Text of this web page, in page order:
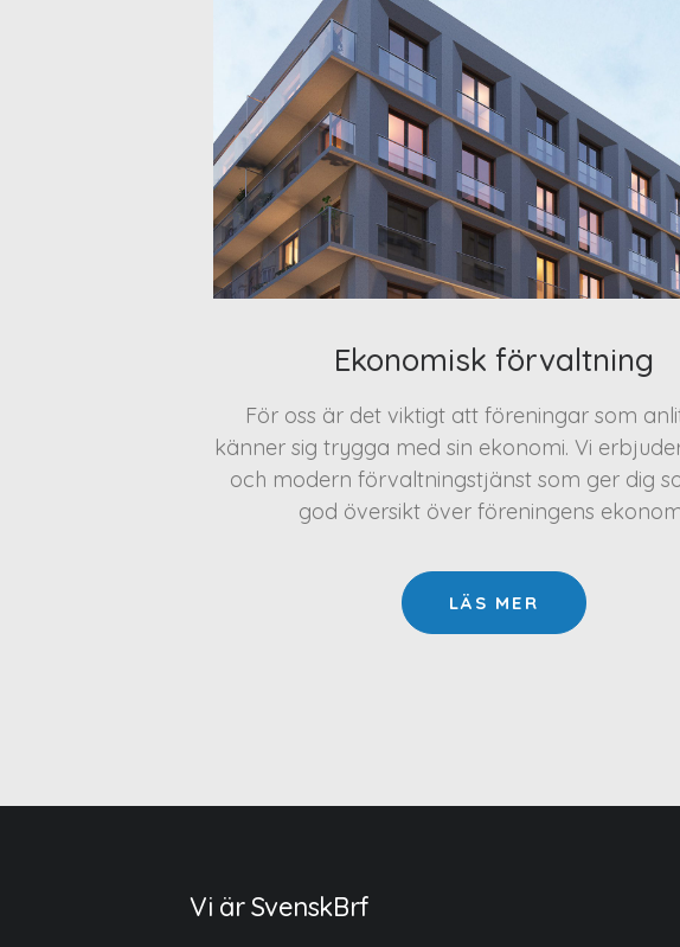
Ekonomisk förvaltning
För oss är det viktigt att föreningar som
känner sig trygga med sin ekonomi. Vi
och modern förvaltningstjänst som ger dig
god översikt över föreningens
LÄS MER
Vi är SvenskBrf